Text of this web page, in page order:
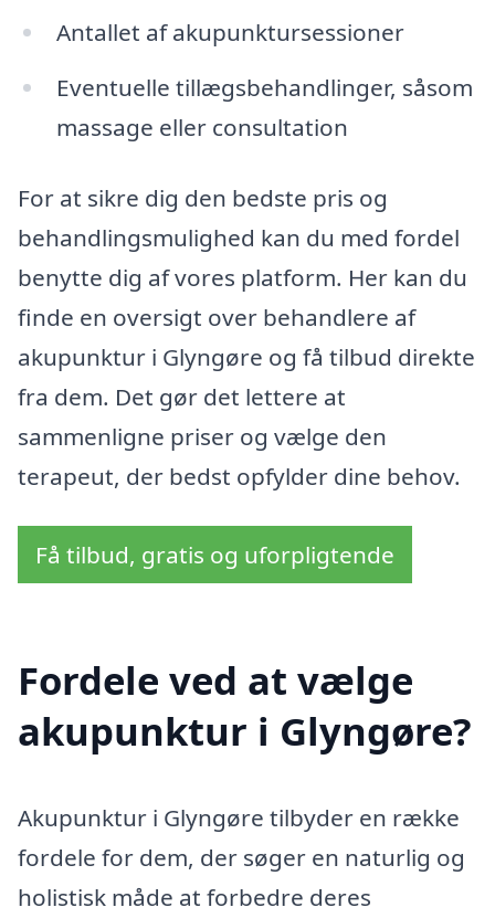
Antallet af akupunktursessioner
Eventuelle tillægsbehandlinger, såsom
massage eller consultation
For at sikre dig den bedste pris og
behandlingsmulighed kan du med fordel
benytte dig af vores platform. Her kan du
finde en oversigt over behandlere af
akupunktur i Glyngøre og få tilbud direkte
fra dem. Det gør det lettere at
sammenligne priser og vælge den
terapeut, der bedst opfylder dine behov.
Få tilbud, gratis og uforpligtende
Fordele ved at vælge
akupunktur i Glyngøre?
Akupunktur i Glyngøre tilbyder en række
fordele for dem, der søger en naturlig og
holistisk måde at forbedre deres